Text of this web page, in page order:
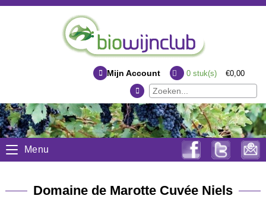
Mijn Account 0stuk(s) €0,00
Menu
Domaine de Marotte Cuvée Niels